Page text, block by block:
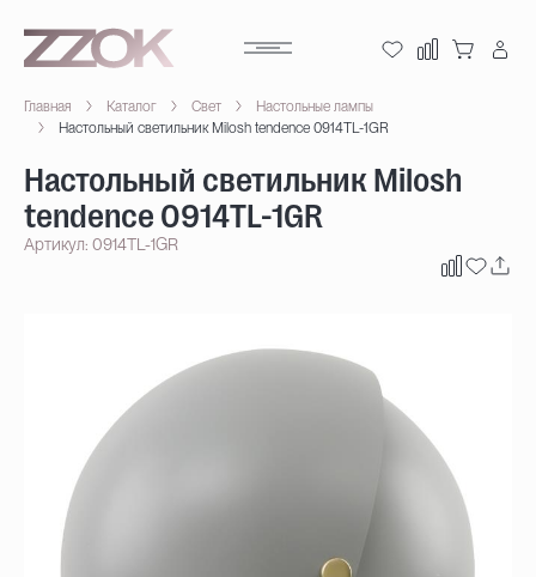
Главная Каталог Свет
Настольные лампы
Настольный светильник Milosh tendence 0914TL-1GR
Настольный светильник Milosh
tendence 0914TL-1GR
Артикул: 0914TL-1GR